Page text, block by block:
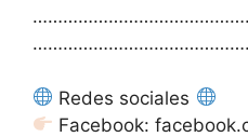
Redes sociales
Facebook: